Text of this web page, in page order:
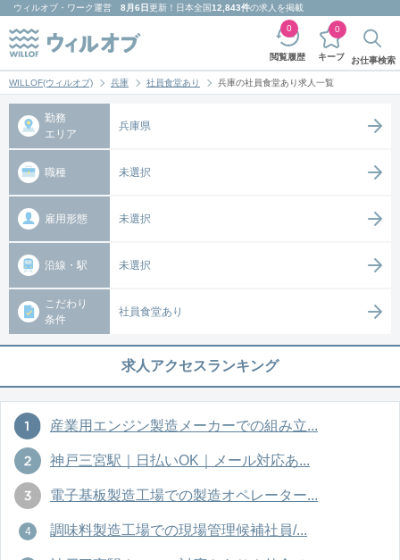
ウィルオブ・ワーク運営 8月6日更新！日本全国12,843件の求人を掲載
閲覧履歴
0
キープ
0
お仕事検索
WILLOF(ウィルオブ) 兵庫 社員食堂あり 兵庫の社員食堂あり求人一覧
勤務
エリア
兵庫県
職種 未選択
雇用形態 未選択
沿線・駅 未選択
こだわり
条件
社員食堂あり
求人アクセスランキング
産業用エンジン製造メーカーでの組み立...
神戸三宮駅｜日払いOK｜メール対応あ...
電子基板製造工場での製造オペレーター...
調味料製造工場での現場管理候補社員/...